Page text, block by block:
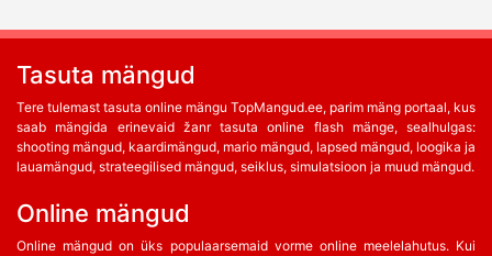
Tasuta mängud
Tere tulemast tasuta online mängu TopMangud.ee, parim mäng portaal, kus
saab mängida erinevaid žanr tasuta online flash mänge, sealhulgas:
shooting mängud, kaardimängud, mario mängud, lapsed mängud, loogika ja
lauamängud, strateegilised mängud, seiklus, simulatsioon ja muud mängud.
Online mängud
Online mängud on üks populaarsemaid vorme online meelelahutus. Kui